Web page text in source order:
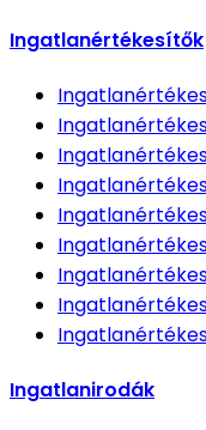
Ingatlanértékesítők
Ingatlanirodák